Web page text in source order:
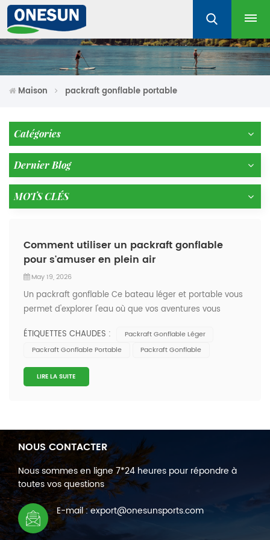
Maison packraft gonflable portable
Catégories
Dernier Blog
MOTS CLÉS
Comment utiliser un packraft gonflable
pour s'amuser en plein air
May 19, 2026
Un packraft gonflable Ce bateau léger et portable vous
permet d'explorer l'eau où que vos aventures vous
même en eaux vives techniques.Profitez des traversées
de rivières, de la pêche en lacs isolés ou des excursions
en eau libre.Profitez...
ÉTIQUETTES CHAUDES :
Packraft Gonflable Léger
Packraft Gonflable Portable
Packraft Gonflable
LIRE LA SUITE
NOUS CONTACTER
Nous sommes en ligne 7*24 heures pour répondre à
toutes vos questions
E-mail : export@onesunsports.com